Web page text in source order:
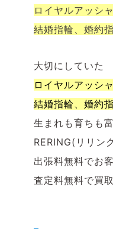
ロイヤルアッシ
結婚指輪、婚約
大切にしていた
ロイヤルアッシ
結婚指輪、婚約
生まれも育ちも
RERING(リリン
出張料無料でお
査定料無料で買